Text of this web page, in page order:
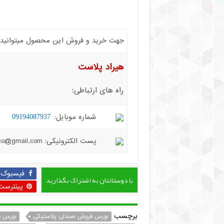
جهت خرید و فروش این محصول میتوانید
هیراد پلاست
راه های ارتباطی:
شماره موبایل: 09194087937
پست الکترونیکی: hiradplast.co@gmail.com
با دوستانتان به اشتراک بگذارید فیسبوک
برچسب بورس فروش صندلی پلاستیکی بورس